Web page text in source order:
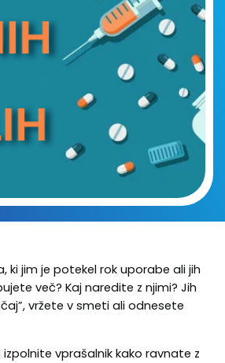
ki jim je potekel rok uporabe ali jih
več? Kaj naredite z njimi? Jih
vržete v smeti ali odnesete
vprašalnik kako ravnate z